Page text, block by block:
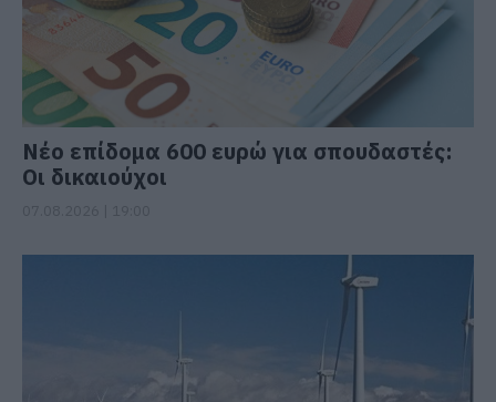
Νέο επίδομα 600 ευρώ για σπουδαστές:
Οι δικαιούχοι